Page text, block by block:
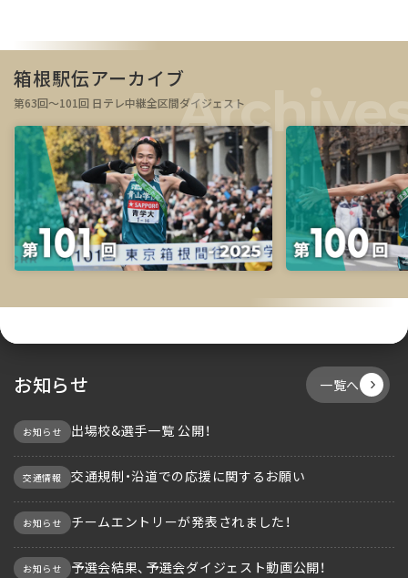
箱根駅伝アーカイブ
第63回～101回 日テレ中継全区間ダイジェスト
お知らせ 一覧へ
お知らせ 出場校&選手一覧 公開！
交通情報 交通規制・沿道での応援に関するお願い
お知らせ チームエントリーが発表されました！
お知らせ 予選会結果、予選会ダイジェスト動画公開！